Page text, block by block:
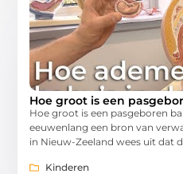
Hoe groot is een
Hoe groot is een pasgeboren
eeuwenlang een bron van
in Nieuw-Zeeland wees uit dat
Kinderen